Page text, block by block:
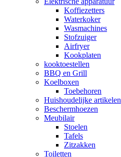
Koffiezetters
Waterkoker
Wasmachines
Stofzuiger
Airfryer
Kookplaten
kooktoestellen
BBQ en Grill
Koelboxen
Toebehoren
Huishoudelijke artikelen
Beschermhoezen
Meubilair
Stoelen
Tafels
Zitzakken
Toiletten